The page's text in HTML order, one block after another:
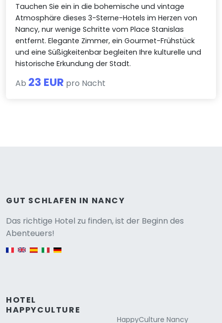
Tauchen Sie ein in die bohemische und vintage
Atmosphäre dieses 3-Sterne-Hotels im Herzen von
Nancy, nur wenige Schritte vom Place Stanislas
entfernt. Elegante Zimmer, ein Gourmet-Frühstück
und eine Süßigkeitenbar begleiten Ihre kulturelle und
historische Erkundung der Stadt.
Ab 23 EUR pro Nacht
GUT SCHLAFEN IN NANCY
Das richtige Hotel zu finden, ist der Beginn des
Abenteuers!
HOTEL
HAPPYCULTURE
HappyCulture Nancy